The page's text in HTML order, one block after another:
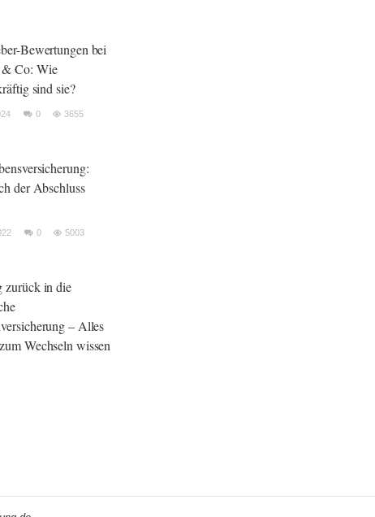
Bewertungen bei
Co: Wie
sind sie?
0 3655
der Abschluss
0 5003
zurück in die
– Alles
Wechseln wissen